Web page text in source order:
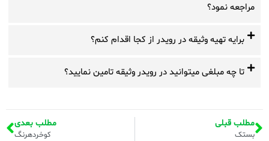
مراجعه نمود؟
برایه تهیه وثیقه در رویدر از کجا اقدام کنم؟
تا چه مبلغی میتوانید در رویدر وثیقه تامین نمایید؟
مطلب قبلی
بستک
مطلب بعدی
کوخردهرنگ